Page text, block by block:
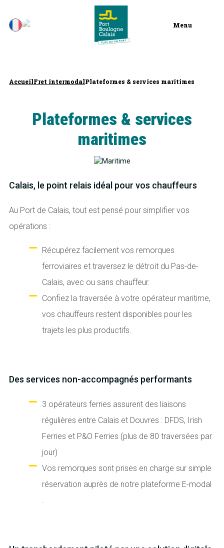
Menu
AccueilFret intermodalPlateformes & services maritimes
Plateformes & services
maritimes
Calais, le point relais idéal pour vos chauffeurs
Au Port de Calais, tout est pensé pour simplifier vos
opérations :
Récupérez facilement vos remorques
ferroviaires et traversez le détroit du Pas-de-
Calais, avec ou sans chauffeur.
Confiez la traversée à votre opérateur maritime,
vos chauffeurs restent disponibles pour les
trajets les plus productifs.
Des services non-accompagnés performants
3 opérateurs ferries assurent des liaisons
régulières entre Calais et Douvres : DFDS, Irish
Ferries et P&O Ferries (plus de 80 traversées par
jour)
Vos remorques sont prises en charge sur simple
réservation auprès de notre plateforme E-modal
.